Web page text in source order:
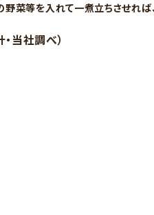
菜等を入れて一煮立ちさせれば
当社調べ）